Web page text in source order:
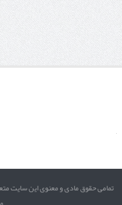
تمامی حقوق مادی و معنوی این سایت